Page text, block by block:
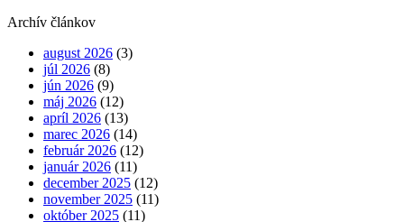
Archív článkov
august 2026 (3)
júl 2026 (8)
jún 2026 (9)
máj 2026 (12)
apríl 2026 (13)
marec 2026 (14)
február 2026 (12)
január 2026 (11)
december 2025 (12)
november 2025 (11)
október 2025 (11)